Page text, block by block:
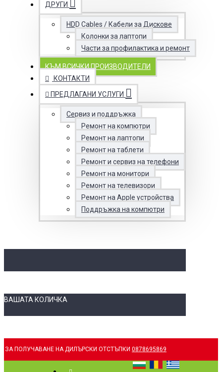
ДРУГИ
HDD Cables / Кабели за Дискове
Колонки за лаптопи
Части за профилактика и ремонт
КЪМ ВСИЧКИ ПРОИЗВОДИТЕЛИ
КОНТАКТИ
ПРЕДЛАГАНИ УСЛУГИ
Сервиз и поддръжка
Ремонт на компютри
Ремонт на лаптопи
Ремонт на таблети
Ремонт и сервиз на телефони
Ремонт на монитори
Ремонт на телевизори
Ремонт на Apple устройства
Поддръжка на компютри
ВАШАТА КОЛИЧКА
ЗА ПОЛУЧАВАНЕ НА ДИЛЪРСКИ ОТСТЪПКИ 0878695869